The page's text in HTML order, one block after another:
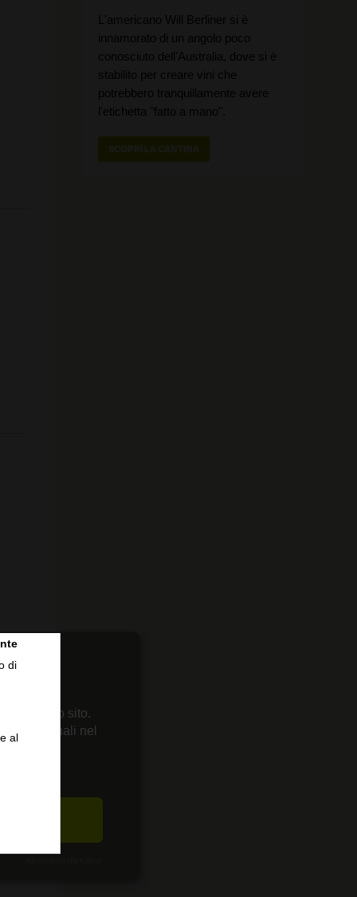
L'americano Will Berliner si è
innamorato di un angolo poco
conosciuto dell'Australia, dove si è
stabilito per creare vini che
potrebbero tranquillamente avere
l'etichetta "fatto a mano".
SCOPRI LA CANTINA
sul nostro sito.
personali nel
di
al